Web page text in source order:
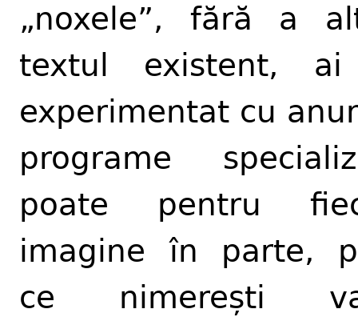
„noxele”, fără a
textul existent,
experimentat cu
programe
poate pentru
imagine în parte,
ce nimerești